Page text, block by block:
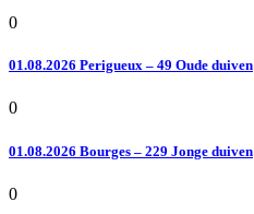
0
01.08.2026 Perigueux – 49 Oude duiven
0
01.08.2026 Bourges – 229 Jonge duiven
0